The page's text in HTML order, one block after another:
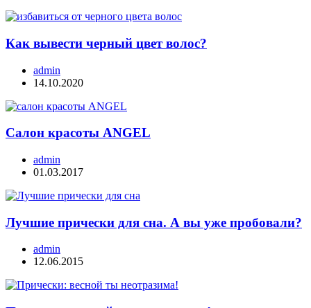
Как вывести черный цвет волос?
admin
14.10.2020
Салон красоты ANGEL
admin
01.03.2017
Лучшие прически для сна. А вы уже пробовали?
admin
12.06.2015